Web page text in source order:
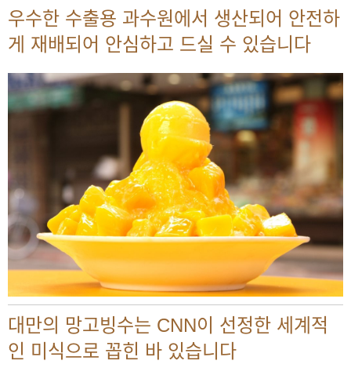
우수한 수출용 과수원에서 생산되어 안전하
게 재배되어 안심하고 드실 수 있습니다
대만의 망고빙수는 CNN이 선정한 세계적
인 미식으로 꼽힌 바 있습니다